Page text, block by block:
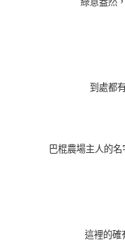
到處都
巴棍農場主人的名
這裡的確